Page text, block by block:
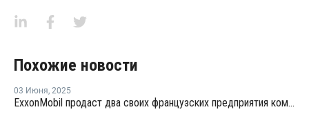
Похожие новости
03 Июня, 2025
ExxonMobil продаст два своих французских предприятия компании North Atlantic